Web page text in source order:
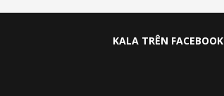
KALA TRÊN FACEBOOK